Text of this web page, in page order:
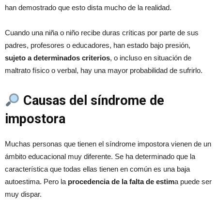
han demostrado que esto dista mucho de la realidad.
Cuando una niña o niño recibe duras críticas por parte de sus
padres, profesores o educadores, han estado bajo presión,
sujeto a determinados criterios, o incluso en situación de
maltrato físico o verbal, hay una mayor probabilidad de sufrirlo.
Causas del síndrome de
impostora
Muchas personas que tienen el síndrome impostora vienen de un
ámbito educacional muy diferente. Se ha determinado que la
característica que todas ellas tienen en común es una baja
autoestima. Pero la procedencia de la falta de estima puede ser
muy dispar.